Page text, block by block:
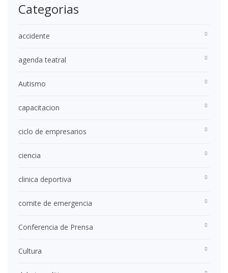
Categorias
accidente
agenda teatral
Autismo
capacitacion
ciclo de empresarios
ciencia
clinica deportiva
comite de emergencia
Conferencia de Prensa
Cultura